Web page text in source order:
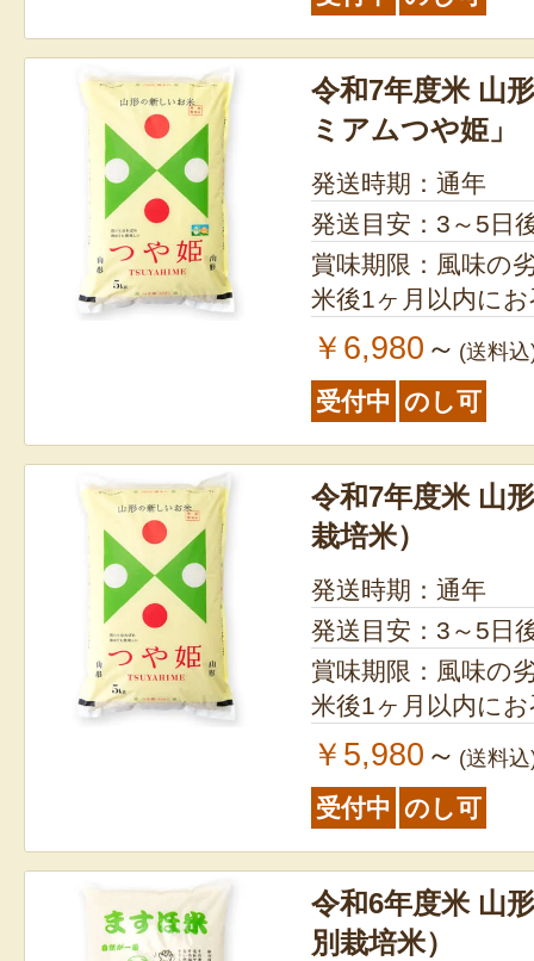
令和7年度米 山
ミアムつや姫」
発送時期：通年
発送目安：3～5日
賞味期限：風味の
米後1ヶ月以内に
￥6,980 ～ (送料
受付中 のし可
令和7年度米 山
栽培米）
発送時期：通年
発送目安：3～5日
賞味期限：風味の
米後1ヶ月以内に
￥5,980 ～ (送料
受付中 のし可
令和6年度米 山
別栽培米）